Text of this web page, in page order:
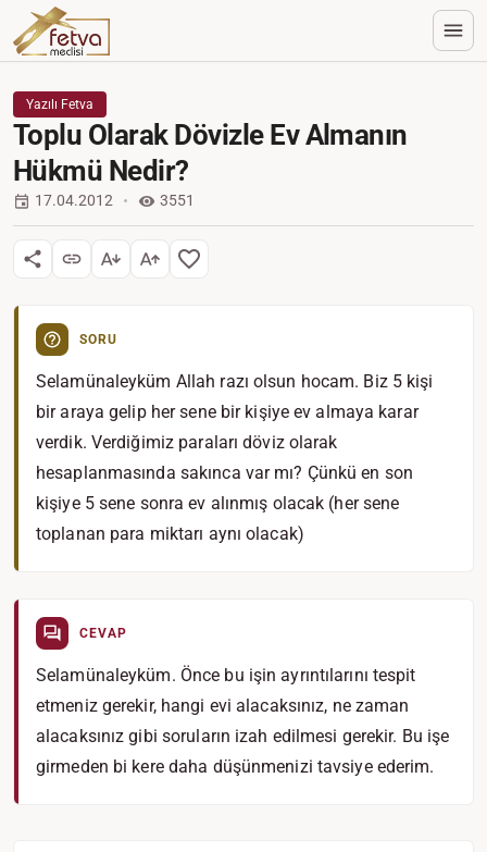
Yazılı Fetva
Toplu Olarak Dövizle Ev Almanın
Hükmü Nedir?
17.04.2012 3551
SORU
Selamünaleyküm Allah razı olsun hocam. Biz 5 kişi
bir araya gelip her sene bir kişiye ev almaya karar
verdik. Verdiğimiz paraları döviz olarak
hesaplanmasında sakınca var mı? Çünkü en son
kişiye 5 sene sonra ev alınmış olacak (her sene
toplanan para miktarı aynı olacak)
CEVAP
Selamünaleyküm. Önce bu işin ayrıntılarını tespit
etmeniz gerekir, hangi evi alacaksınız, ne zaman
alacaksınız gibi soruların izah edilmesi gerekir. Bu işe
girmeden bi kere daha düşünmenizi tavsiye ederim.